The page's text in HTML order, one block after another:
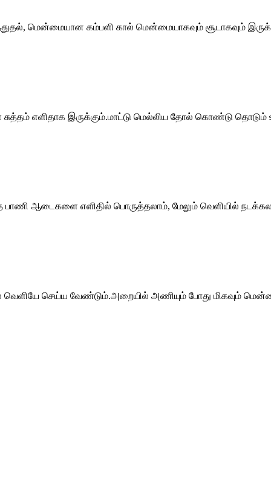
மென்மையான கம்பளி கால் மென்மையாகவும் சூடாகவும்
எளிதாக இருக்கும்.மாட்டு மெல்லிய தோல் கொண்டு தொடும்
பாணி ஆடைகளை எளிதில் பொருத்தலாம், மேலும் வெளியில்
வெளியே செய்ய வேண்டும்.அறையில் அணியும் போது மிகவும்